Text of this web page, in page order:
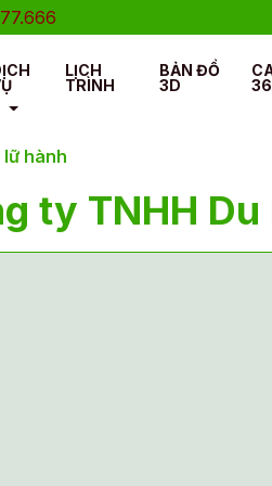
LỊCH
TRÌNH
BẢN ĐỒ
3D
lữ hành
ty TNHH